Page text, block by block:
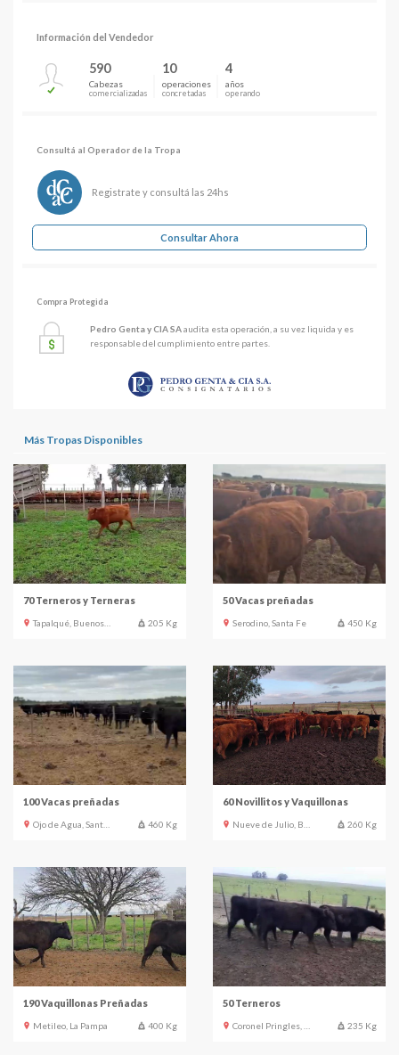
Más Tropas Disponibles
70 Terneros y Terneras
205 Kg
50 Vacas preñadas
Serodino, Santa Fe 450 Kg
100 Vacas preñadas
460 Kg
60 Novillitos y Vaquillonas
260 Kg
190 Vaquillonas Preñadas
Metileo, La Pampa 400 Kg
50 Terneros
235 Kg
Información del Vendedor
590
Cabezas
comercializadas
10
operaciones
concretadas
4
años
operando
Consultá al Operador de la Tropa
Registrate y consultá las 24hs
Consultar Ahora
Compra Protegida
Pedro Genta y CIA SAaudita esta operación, a su vez liquida y es
responsable del cumplimiento entre partes.